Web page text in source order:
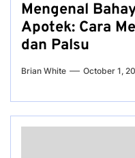
Mengenal
Apotek: Cara
dan Palsu
Brian White October 1,